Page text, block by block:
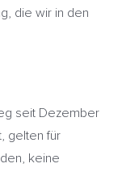
die wir in den
seit Dezember
gelten für
keine